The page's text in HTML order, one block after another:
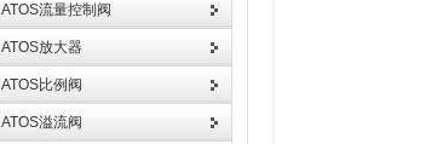
ATOS流量控制阀
ATOS放大器
ATOS比例阀
ATOS溢流阀